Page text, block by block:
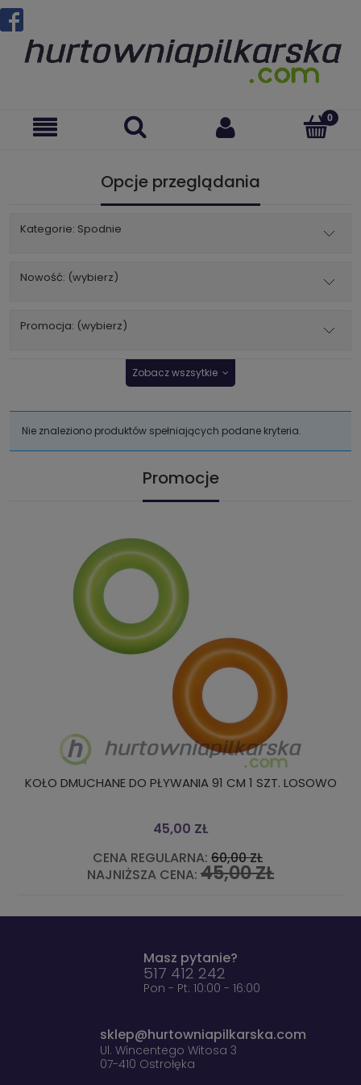
Opcje przeglądania
Kategorie: Spodnie
Nowość: (wybierz)
Promocja: (wybierz)
Zobacz wszsytkie
Nie znaleziono produktów spełniających podane kryteria.
Promocje
91 CM 1 SZT. LOSOWO
45,00 ZŁ
Buty piłkarskie Nike
CENA
NAJNIŻSZA
Masz pytanie?
517 412 242
Pon - Pt: 10:00 - 16:00
sklep@hurtowniapilkarska.com
Ul. Wincentego Witosa 3
07-410 Ostrołęka